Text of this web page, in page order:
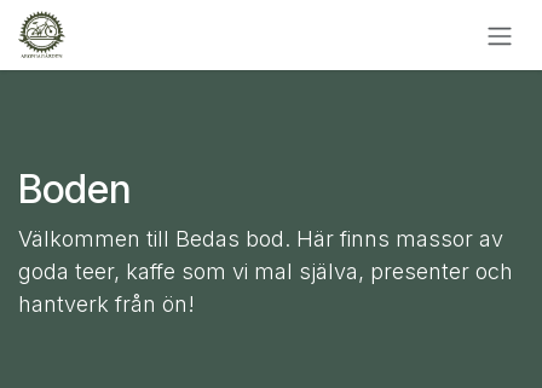
Skip to Content
Boden
Välkommen till Bedas bod. Här finns massor av
goda teer, kaffe som vi mal själva, presenter och
hantverk från ön!